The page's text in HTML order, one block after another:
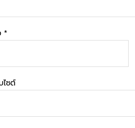
*
ไซต์